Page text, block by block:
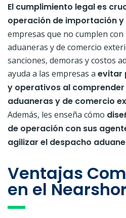
El cumplimiento legal es
operación de importación
empresas que no cumplen
aduaneras y de comercio
sanciones, demoras y costos
ayuda a las empresas a evitar
y operativos al comprender
aduaneras y de comercio
Además, les enseña cómo
de operación con sus
agilizar el despacho
Ventajas
en el